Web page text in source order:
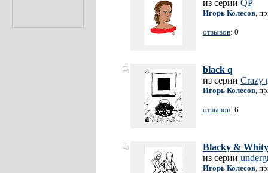
из серии QP
Игорь Колесов,
отзывов: 0
black q
из серии Crazy
Игорь Колесов,
отзывов: 6
Blacky & Whity
из серии
Игорь Колесов,